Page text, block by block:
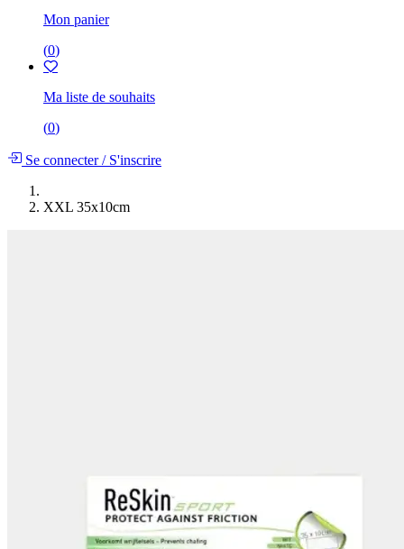
Mon panier
(0)
Ma liste de souhaits
(0)
Se connecter/S'inscrire
XXL 35x10cm